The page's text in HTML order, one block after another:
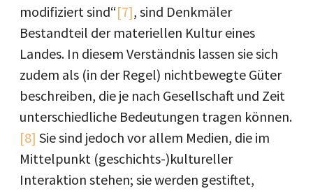
modifiziert sind“[7], sind Denkmäler
Bestandteil der materiellen Kultur eines
Landes. In diesem Verständnis lassen sie sich
zudem als (in der Regel) nichtbewegte Güter
beschreiben, die je nach Gesellschaft und Zeit
unterschiedliche Bedeutungen tragen können.
[8] Sie sind jedoch vor allem Medien, die im
Mittelpunkt (geschichts-)kultureller
Interaktion stehen; sie werden gestiftet,